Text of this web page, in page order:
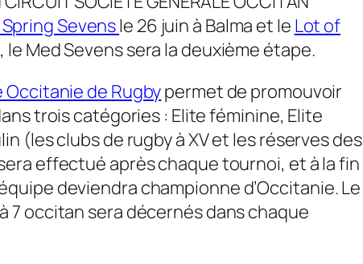
Sevensle 26 juin à Balma et le Lot of
le Med Sevens sera la deuxième étape.
Occitanie de Rugbypermet de promouvoir
trois catégories : Elite féminine, Elite
(les clubs de rugby à XV et les réserves des
effectué après chaque tournoi, et à la fin
deviendra championne d’Occitanie. Le
7 occitan sera décernés dans chaque